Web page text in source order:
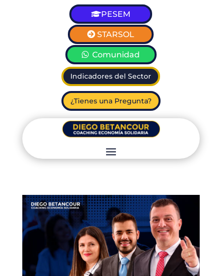
PESEM
STARSOL
Comunidad
Indicadores del Sector
¿Tienes una Pregunta?